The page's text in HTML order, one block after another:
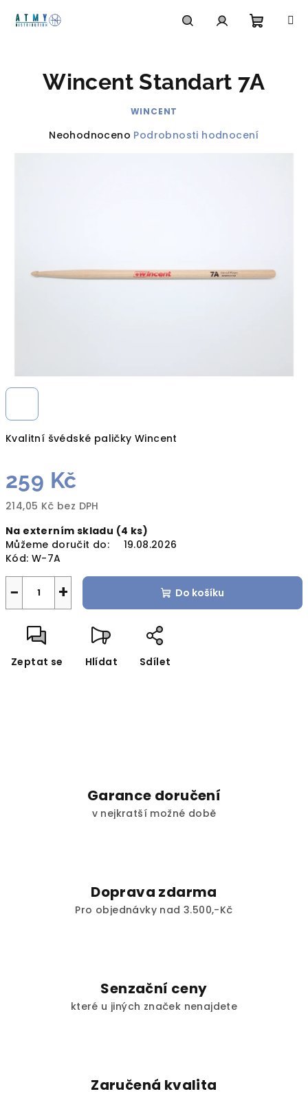
košík
Kvalitní švédské paličky Wincent
259 Kč
214,05 Kč bez DPH
cena:
Na externím skladu (4 ks)
Můžeme doručit do:
19.08.2026
Kód: W-7A
+
− Do košíku
Zeptat se Hlídat Sdílet
Wincent Standart 7A
WINCENT
Průměrné
Neohodnoceno Podrobnosti hodnocení
Garance doručení
v nejkratší možné době
Doprava zdarma
Pro objednávky nad 3.500,-Kč
Senzační ceny
které u jiných značek nenajdete
Zaručená kvalita